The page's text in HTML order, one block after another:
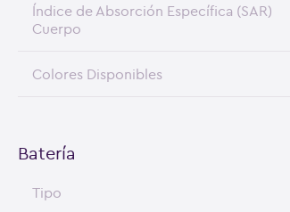
Índice de Absorción Específica (SAR)
Cuerpo
Colores Disponibles
Batería
Tipo